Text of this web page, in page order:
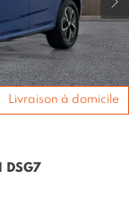
Livraison à domicile
DSG7